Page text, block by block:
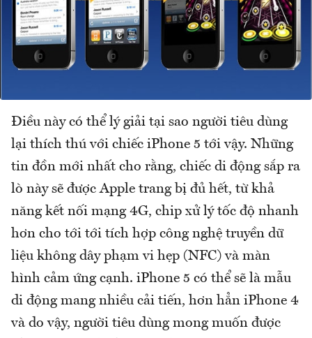
Điều này có thể lý giải tại sao người tiêu dùng
lại thích thú với chiếc iPhone 5 tới vậy. Những
tin đồn mới nhất cho rằng, chiếc di động sắp ra
lò này sẽ được Apple trang bị đủ hết, từ khả
năng kết nối mạng 4G, chip xử lý tốc độ nhanh
hơn cho tới tới tích hợp công nghệ truyền dữ
liệu không dây phạm vi hẹp (NFC) và màn
hình cảm ứng cạnh. iPhone 5 có thể sẽ là mẫu
di động mang nhiều cải tiến, hơn hẳn iPhone 4
và do vậy, người tiêu dùng mong muốn được